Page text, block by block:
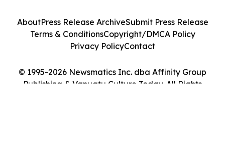
© 1995-2026 Newsmatics Inc. dba Affinity Group
Publishing & Vanuatu Culture Today. All Rights
AboutPress Release ArchiveSubmit Press Release
Terms & ConditionsCopyright/DMCA Policy
Privacy PolicyContact